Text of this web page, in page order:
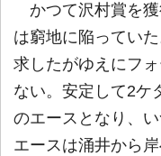
かつて沢村賞を獲
は窮地に陥ってい
求したがゆえにフ
ない。安定して2ケ
のエースとなり、
エースは涌井から岸